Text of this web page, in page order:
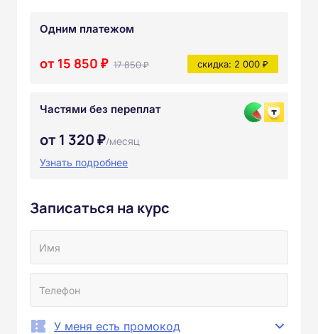
Одним платежом
от 15 850 ₽ 17 850 ₽ скидка: 2 000 ₽
Частями без переплат
от 1 320 ₽/месяц
Узнать подробнее
Записаться на курс
У меня есть промокод